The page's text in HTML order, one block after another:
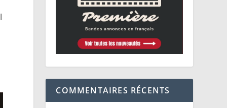
COMMENTAIRES RÉCENTS